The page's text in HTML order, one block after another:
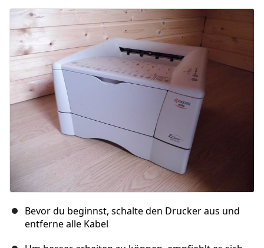
Bevor du beginnst, schalte den Drucker aus und
entferne alle Kabel